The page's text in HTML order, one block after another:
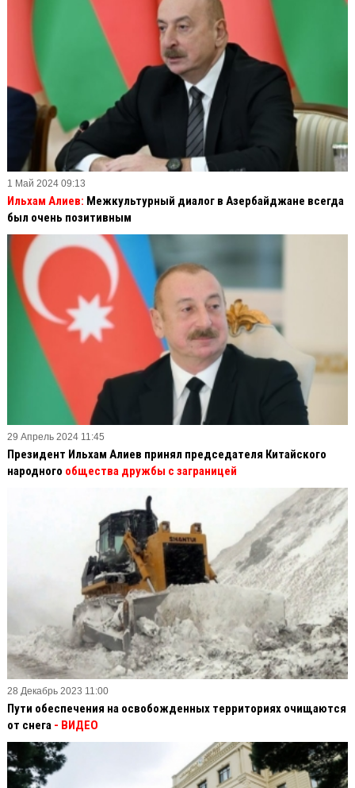
1 Май 2024 09:13
Ильхам Алиев: Межкультурный диалог в Азербайджане всегда
был очень позитивным
29 Апрель 2024 11:45
Президент Ильхам Алиев принял председателя Китайского
народного общества дружбы с заграницей
28 Декабрь 2023 11:00
Пути обеспечения на освобожденных территориях очищаются
от снега - ВИДЕО